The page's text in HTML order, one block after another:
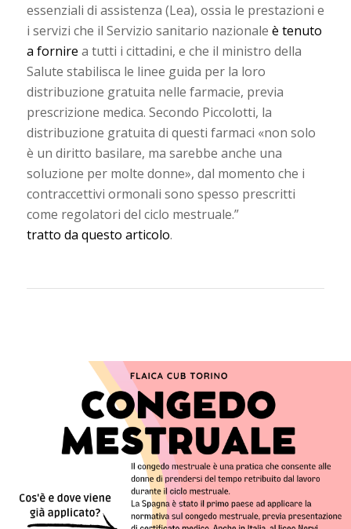
essenziali di assistenza (Lea), ossia le prestazioni e
i servizi che il Servizio sanitario nazionale è tenuto
a fornire a tutti i cittadini, e che il ministro della
Salute stabilisca le linee guida per la loro
distribuzione gratuita nelle farmacie, previa
prescrizione medica. Secondo Piccolotti, la
distribuzione gratuita di questi farmaci «non solo
è un diritto basilare, ma sarebbe anche una
soluzione per molte donne», dal momento che i
contraccettivi ormonali sono spesso prescritti
come regolatori del ciclo mestruale.”
tratto da questo articolo.